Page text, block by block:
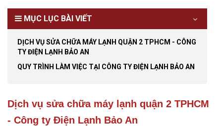
MỤC LỤC BÀI VIẾT
DỊCH VỤ SỬA CHỮA MÁY LẠNH QUẬN 2 TPHCM - CÔNG
TY ĐIỆN LẠNH BẢO AN
QUY TRÌNH LÀM VIỆC TẠI CÔNG TY ĐIỆN LẠNH BẢO AN
Dịch vụ sửa chữa máy lạnh quận 2 TPHCM
- Công ty Điện Lạnh Bảo An